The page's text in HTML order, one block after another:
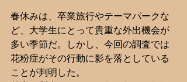
春休みは、卒業旅行やテーマパークな
ど、大学生にとって貴重な外出機会が
多い季節だ。しかし、今回の調査では
花粉症がその行動に影を落としている
ことが判明した。